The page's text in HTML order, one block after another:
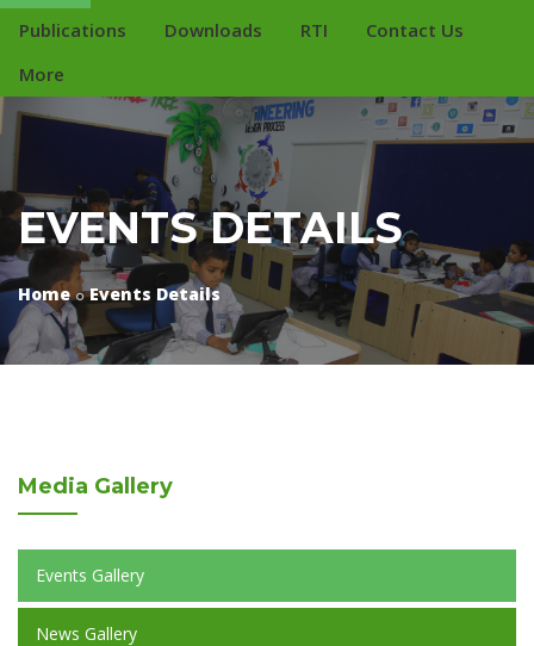
Publications
Downloads RTI
Contact Us
More
EVENTS DETAILS
Home Events Details
Media Gallery
Events Gallery
News Gallery